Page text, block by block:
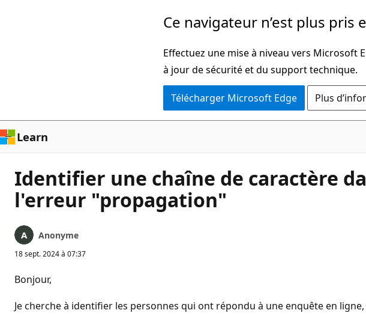
Ce navigateur n’est plus pris
Effectuez une mise à niveau vers
à jour de sécurité et du support technique.
Télécharger Microsoft Edge Plus
Learn
Identifier une chaîne de caractère
l'erreur "propagation"
Anonyme
18 sept. 2024 à 07:37
Bonjour,
Je cherche à identifier les personnes qui ont répondu à une enquête en